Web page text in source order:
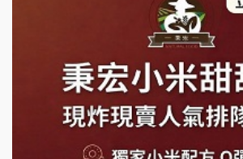
莫尼早餐Morni加盟說明會
手作功夫茶加盟說明會
SHARE TEA歇腳亭加盟說明會